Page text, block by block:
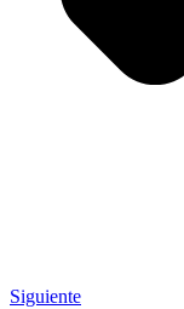
Siguiente